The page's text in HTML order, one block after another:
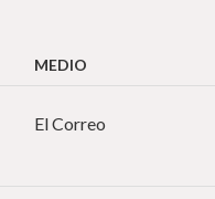
MEDIO
El Correo